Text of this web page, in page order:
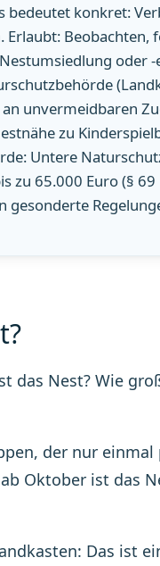
bedeutet konkret:
oder
unvermeidbaren
zu
Untere
zu 65.000 Euro (§
gesonderte
das Nest? Wie
der nur
Oktober ist das
Das ist